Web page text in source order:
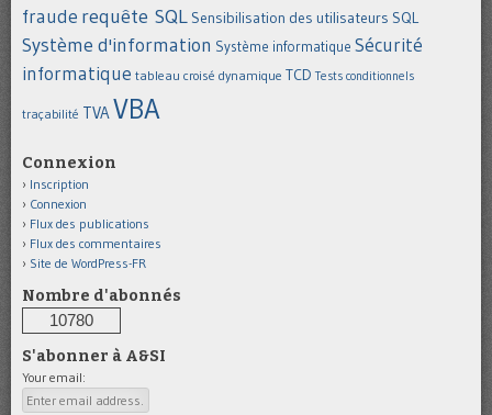
fraude requête SQL Sensibilisation des utilisateurs SQL
Système d'information Système informatique Sécurité
informatique tableau croisé dynamique TCD Tests conditionnels
traçabilité TVAVBA
Connexion
Inscription
Connexion
Flux des publications
Flux des commentaires
Site de WordPress-FR
Nombre d'abonnés
10780
S'abonner à A&SI
Your email: